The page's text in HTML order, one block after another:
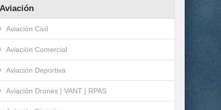
Aviación
Aviación Civil
Aviación Comercial
Aviación Deportiva
Aviación Drones | VANT | RPAS